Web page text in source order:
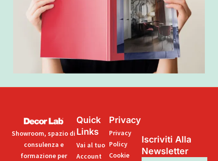
Showroom, spazio di
consulenza e
formazione per
Quick
Links
Vai al tuo
Account
Privacy
Privacy
Policy
Cookie
Iscriviti Alla
Newsletter